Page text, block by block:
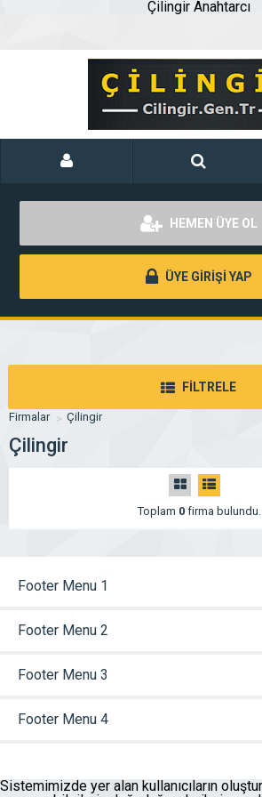
Çilingir Anahtarcı
HEMEN ÜYE OL
ÜYE GİRİŞİ YAP
FİLTRELE
Firmalar Çilingir
Çilingir
Toplam 0firma bulundu.
Footer Menu 1
Footer Menu 2
Footer Menu 3
Footer Menu 4
Sistemimizde yer alan kullanıcıların